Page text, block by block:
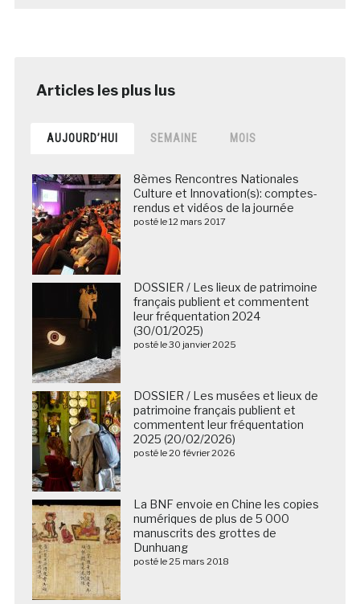
AUJOURD’HUI SEMAINE MOIS
8èmes Rencontres Nationales
Culture et Innovation(s): comptes-
rendus et vidéos de la journée
posté le 12 mars 2017
DOSSIER / Les lieux de patrimoine
français publient et commentent
leur fréquentation 2024
(30/01/2025)
posté le 30 janvier 2025
DOSSIER / Les musées et lieux de
patrimoine français publient et
commentent leur fréquentation
2025 (20/02/2026)
posté le 20 février 2026
La BNF envoie en Chine les copies
numériques de plus de 5 000
manuscrits des grottes de
Dunhuang
posté le 25 mars 2018